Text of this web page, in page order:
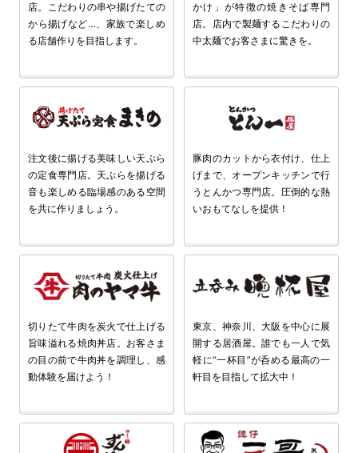
店。こだわりの串や揚げたての
から揚げなど…、家族で楽しめ
る店舗作りを目指します。
かけ」が特徴の焼きそば専門
店。店内で製麺するこだわりの
中太麺でお客さまに驚きを。
注文後に揚げる美味しい天ぷら
の定食専門店。天ぷらを揚げる
音も楽しめる臨場感のある空間
を共に作りましょう。
豚肉のカットから衣付け、仕上
げまで、オープンキッチンで行
うとんかつ専門店。圧倒的な熱
いおもてなしを提供！
切りたて牛肉を炭火で仕上げる
旨味溢れる焼肉丼店。お客さま
の目の前で牛肉丼を調理し、感
動体験を届けよう！
東京、神奈川、大阪を中心に展
開する居酒屋。誰でも一人で気
軽に“一杯目”が呑める最高の一
軒目を目指して拡大中！